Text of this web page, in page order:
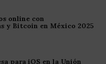
online con
y Bitcoin en México 2025
para iOS en la Unión